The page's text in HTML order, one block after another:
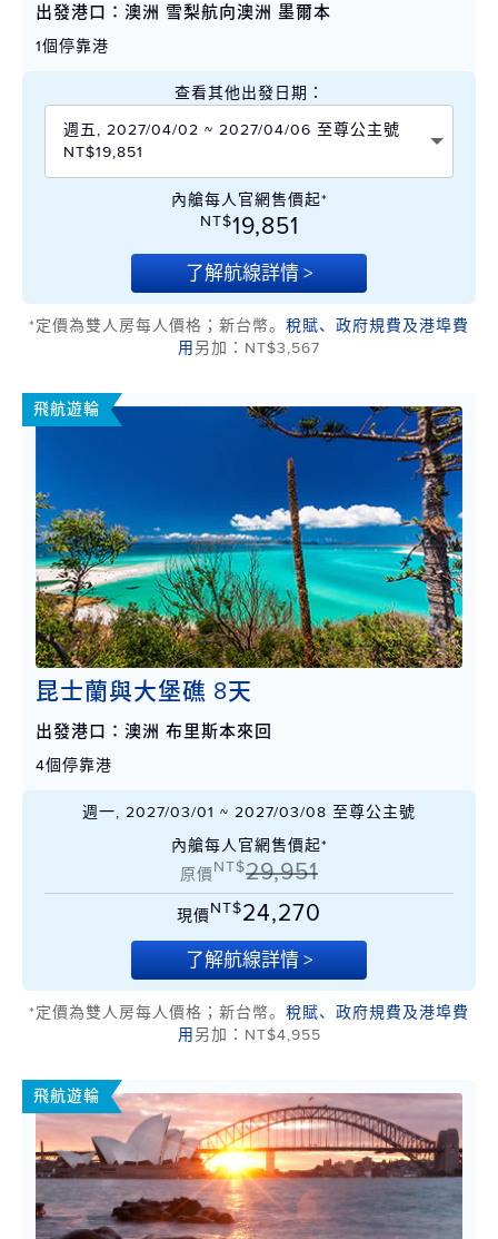
出發港口：澳洲 雪梨航向澳洲 墨爾本
1個停靠港
查看其他出發日期：
週五, 2027/04/02 ~ 2027/04/06 至尊公主號
NT$19,851
內艙每人官網售價起*
NT$19,851
了解航線詳情 >
*定價為雙人房每人價格；新台幣。 稅賦、政府規費及港埠費
用 另加：NT$3,567
飛航遊輪
昆士蘭與大堡礁 8天
出發港口：澳洲 布里斯本來回
4個停靠港
週一, 2027/03/01 ~ 2027/03/08 至尊公主號
內艙每人官網售價起*
原價NT$29,951
現價NT$24,270
了解航線詳情 >
*定價為雙人房每人價格；新台幣。 稅賦、政府規費及港埠費
用 另加：NT$4,955
飛航遊輪